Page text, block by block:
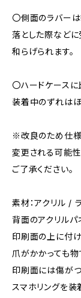
〇側面のラバー
落とした際など
和らげられます。
〇ハードケースに
装着中のずれはほ
※改良のため仕
変更される可能性
ご了承ください。
素材：アクリル /
背面のアクリルパ
印刷面の上に付け
爪がかかっても
印刷面には傷が
スマホリングを装